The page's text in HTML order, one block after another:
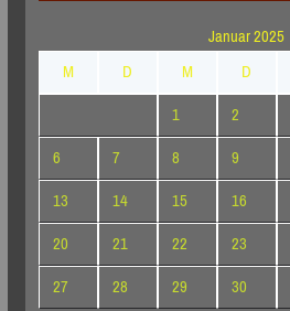
Januar 2025
M
D M D
1
2
6
7 8 9
13
14 15 16
20
21 22 23
27
28 29 30